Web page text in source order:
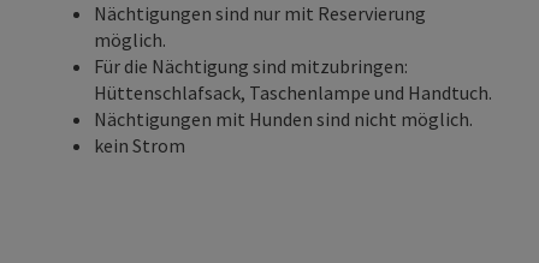
Nächtigungen sind nur mit Reservierung
möglich.
Für die Nächtigung sind mitzubringen:
Hüttenschlafsack, Taschenlampe und Handtuch.
Nächtigungen mit Hunden sind nicht möglich.
kein Strom